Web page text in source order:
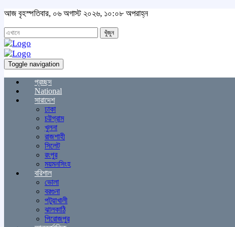
আজ বৃহস্পতিবার, ০৬ অগাস্ট ২০২৬, ১০:০৮ অপরাহ্ন
খুঁজুন
Toggle navigation
প্রচ্ছদ
National
সারাদেশ
ঢাকা
চট্টগ্রাম
খুলনা
রাজশাহী
সিলেট
রংপুর
ময়মনসিংহ
বরিশাল
ভোলা
বরগুনা
পটুয়াখালী
ঝালকাঠি
পিরোজপুর